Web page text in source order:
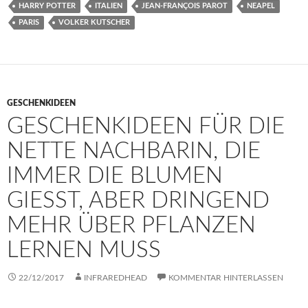
HARRY POTTER ITALIEN JEAN-FRANÇOIS PAROT NEAPEL
PARIS VOLKER KUTSCHER
GESCHENKIDEEN
GESCHENKIDEEN FÜR DIE
NETTE NACHBARIN, DIE
IMMER DIE BLUMEN
GIESST, ABER DRINGEND M
EHR ÜBER PFLANZEN L
ERNEN MUSS
22/12/2017 INFRAREDHEAD KOMMENTAR HINTERLASSEN